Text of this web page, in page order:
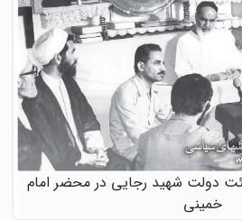
دولت شهید رجایی در محضر امام
خمینی